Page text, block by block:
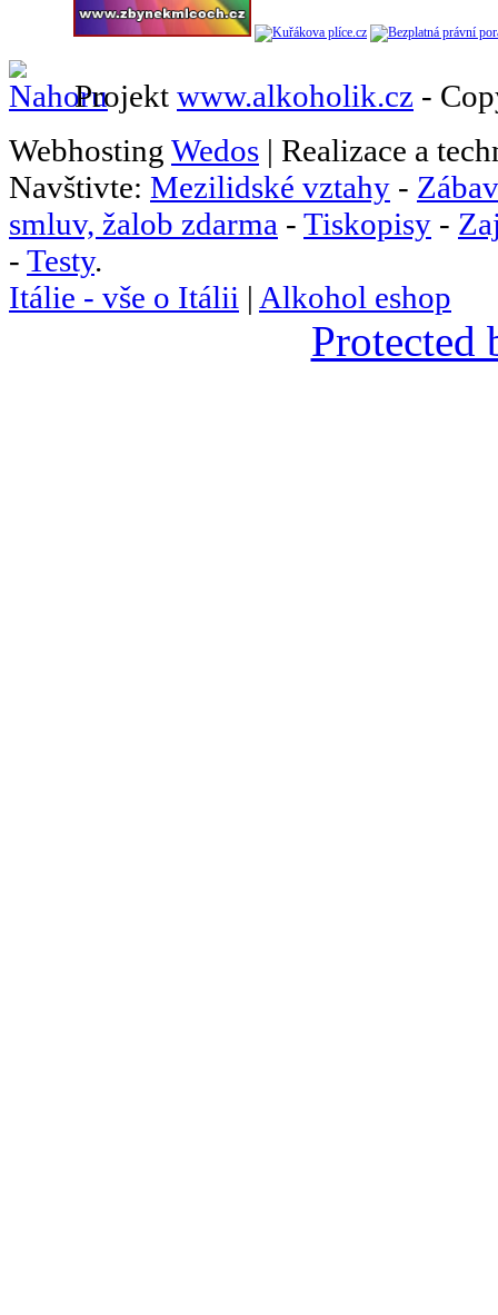
Projekt www.alkoholik.cz -
Webhosting Wedos | Realizace a
Navštivte: Mezilidské vztahy -
smluv, žalob zdarma - Tiskopisy -
- Testy.
Itálie - vše o Itálii | Alkohol eshop
Protected